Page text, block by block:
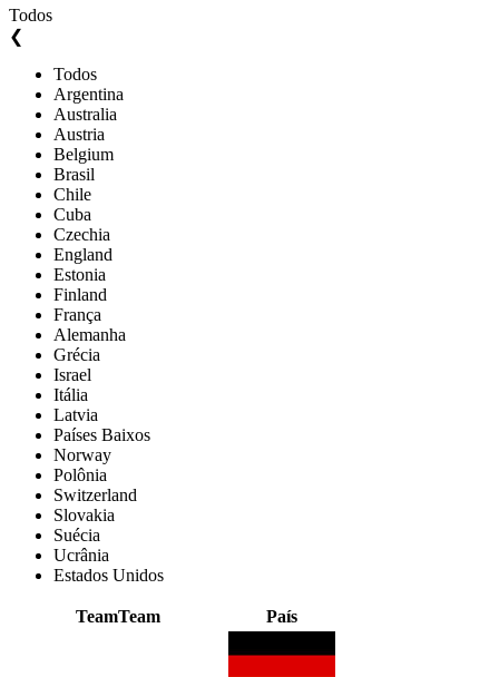
Todos
❮
Todos
Argentina
Australia
Austria
Belgium
Brasil
Chile
Cuba
Czechia
England
Estonia
Finland
França
Alemanha
Grécia
Israel
Itália
Latvia
Países Baixos
Norway
Polônia
Switzerland
Slovakia
Suécia
Ucrânia
Estados Unidos
TeamTeam País